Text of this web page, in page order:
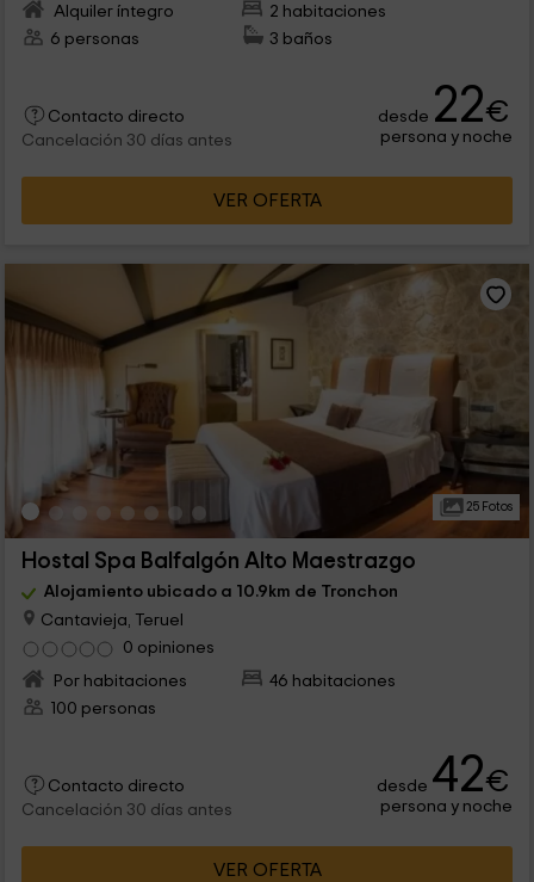
Alquiler íntegro
2 habitaciones
6 personas
3 baños
Contacto directo
Cancelación 30 días antes
desde 22€
persona y noche
VER OFERTA
25 Fotos
Hostal Spa Balfalgón Alto Maestrazgo
Alojamiento ubicado a 10.9km de Tronchon
Cantavieja, Teruel
0 opiniones
Por habitaciones
46 habitaciones
100 personas
Contacto directo
Cancelación 30 días antes
desde 42€
persona y noche
VER OFERTA